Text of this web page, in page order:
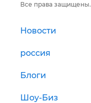
Все права защищены.
Новости
россия
Блоги
Шоу-Биз